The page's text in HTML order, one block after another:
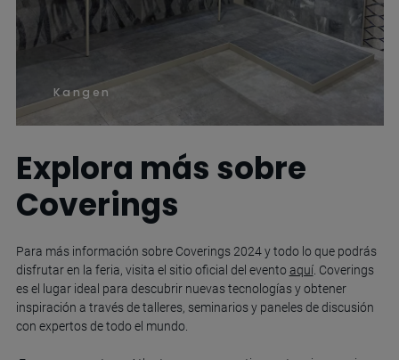
Kangen
Explora más sobre
Coverings
Para más información sobre Coverings 2024 y todo lo que podrás
disfrutar en la feria, visita el sitio oficial del evento aquí. Coverings
es el lugar ideal para descubrir nuevas tecnologías y obtener
inspiración a través de talleres, seminarios y paneles de discusión
con expertos de todo el mundo.